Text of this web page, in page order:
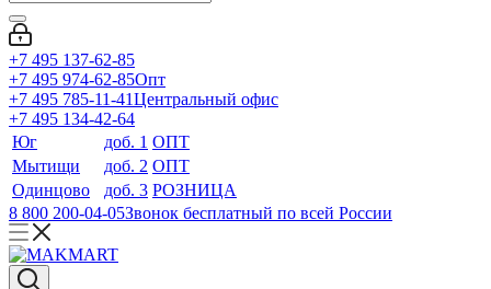
+7 495 137-62-85
+7 495 974-62-85Опт
+7 495 785-11-41Центральный офис
+7 495 134-42-64
Юг
доб. 1 ОПТ
Мытищи
доб. 2 ОПТ
Одинцово
доб. 3 РОЗНИЦА
8 800 200-04-05Звонок бесплатный по всей России